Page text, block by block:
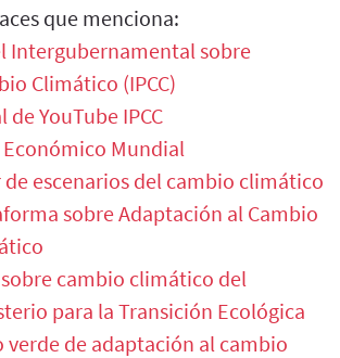
que menciona:
Intergubernamental sobre
Climático (IPCC)
de YouTube IPCC
Mundial
de escenarios del cambio climático
sobre Adaptación al Cambio
cambio climático del
para la Transición Ecológica
verde de adaptación al cambio